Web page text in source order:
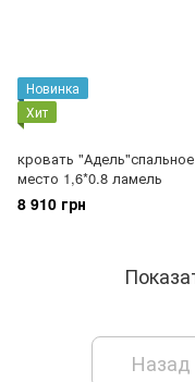
Новинка
Хит
кровать "Адель"спальное
место 1,6*0.8 ламель
8 910 грн
Назад